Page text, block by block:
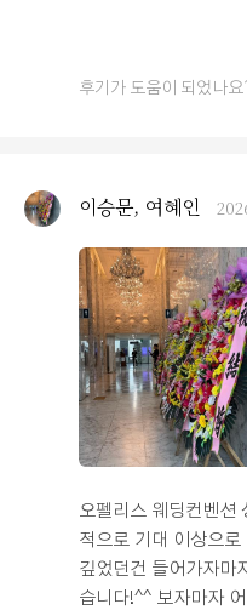
었습니다. 예식장을
장 중요하게 생각했
다. 저희는 8월 말 예
들이 오시기 편해야
청역과 서울역 등에
이용하시는 하객분들
을 제공할 수 있다는 점
라이빗한 단독홀과 우아한 분위
들과 섞이는 번잡한
집중할 수 있는 환경
영되어 프라이빗하고
이 큰 메리트였습니
비롯한 화려한 조명
본식 스냅 사진이 정
하고 경건한 분위기를
니다. * **탁 트인 고층 뷰와 훌륭한 연회장 식사:** 하객
분들께 대접할 식사
대상이었습니다. 오
후기가 도움이 되었나요
이승문, 여혜인
오펠리스 웨딩컨벤션
적으로 기대 이상으
깊었던건 들어가자마
습니다!^^ 보자마자